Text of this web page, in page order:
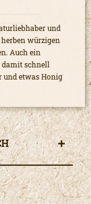
und
würzigen
Auch ein
schnell
und etwas Honig